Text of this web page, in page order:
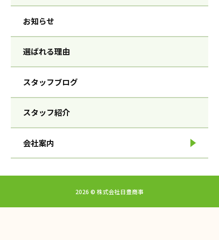
お知らせ
選ばれる理由
スタッフブログ
スタッフ紹介
会社案内
2026 ©︎ 株式会社日豊商事